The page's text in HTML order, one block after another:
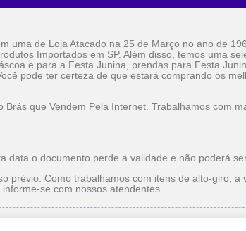
uma de Loja Atacado na 25 de Março no ano de
Importados em SP. Além disso, temos uma
e para a Festa Junina, prendas para Festa
pode ter certeza de que estará comprando os
que Vendem Pela Internet. Trabalhamos com
data o documento perde a validade e não poderá
Como trabalhamos com itens de alto-giro,
se com nossos atendentes.